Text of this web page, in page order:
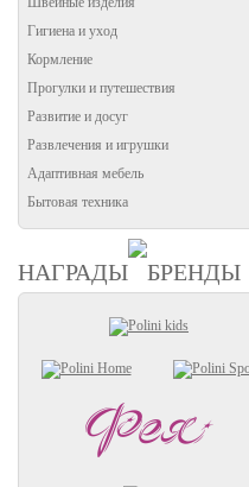
Гигиена и уход
Кормление
Прогулки и путешествия
Развитие и досуг
Развлечения и игрушки
Адаптивная мебель
Бытовая техника
НАГРАДЫ БРЕНДЫ